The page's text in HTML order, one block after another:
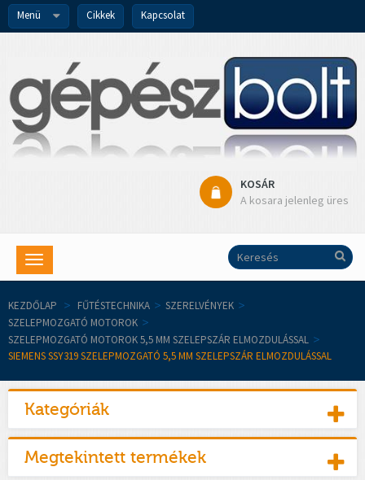
Menü Cikkek Kapcsolat
KOSÁR
A kosara jelenleg üres
Toggle
navigation
KEZDŐLAP > FŰTÉSTECHNIKA > SZERELVÉNYEK >
SZELEPMOZGATÓ MOTOROK >
SZELEPMOZGATÓ MOTOROK 5,5 MM SZELEPSZÁR ELMOZDULÁSSAL >
SIEMENS SSY319 SZELEPMOZGATÓ 5,5 MM SZELEPSZÁR ELMOZDULÁSSAL
Kategóriák
Megtekintett termékek